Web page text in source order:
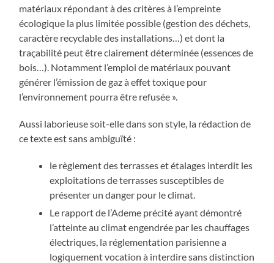
matériaux répondant à des critères à l’empreinte
écologique la plus limitée possible (gestion des déchets,
caractère recyclable des installations…) et dont la
traçabilité peut être clairement déterminée (essences de
bois…). Notamment l’emploi de matériaux pouvant
générer l’émission de gaz à effet toxique pour
l’environnement pourra être refusée ».
Aussi laborieuse soit-elle dans son style, la rédaction de
ce texte est sans ambiguïté :
le règlement des terrasses et étalages interdit les
exploitations de terrasses susceptibles de
présenter un danger pour le climat.
Le rapport de l’Ademe précité ayant démontré
l’atteinte au climat engendrée par les chauffages
électriques, la réglementation parisienne a
logiquement vocation à interdire sans distinction